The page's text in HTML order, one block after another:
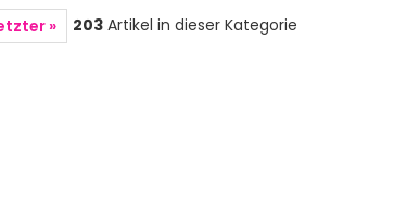
» 203 Artikel in dieser Kategorie